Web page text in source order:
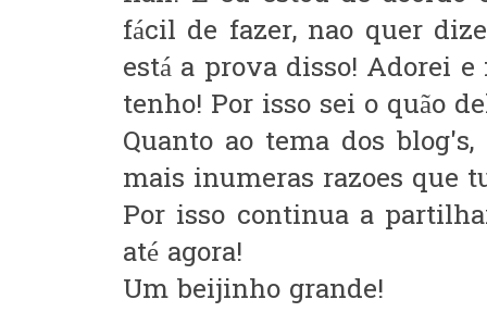
fácil de fazer, nao quer
está a prova disso! Adorei
tenho! Por isso sei o quão
Quanto ao tema dos
mais inumeras razoes que
Por isso continua a
até agora!
Um beijinho grande!